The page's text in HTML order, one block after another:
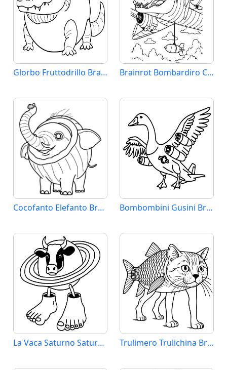
Glorbo Fruttodrillo Brainrot Brainrot Bombardiro Crocodillo
Cocofanto Elefanto Brainrot Bombombini Gusini Brainrot
La Vaca Saturno Saturnita Brainrot Trulimero Trulichina Brainrot